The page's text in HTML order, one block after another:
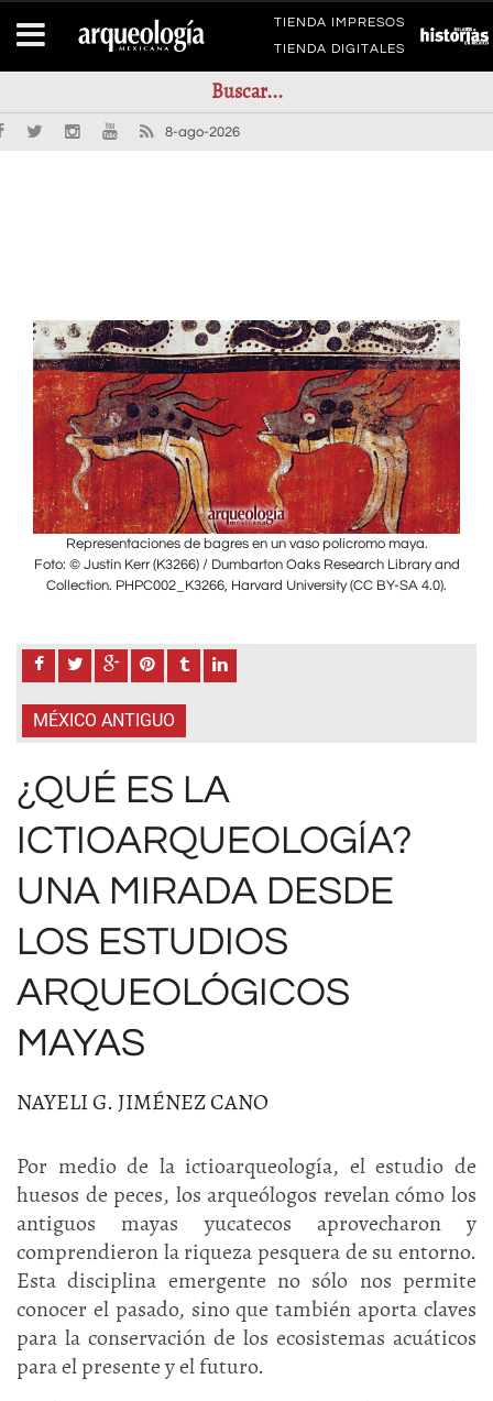
TIENDA IMPRESOS
TIENDA DIGITALES
8-ago-2026
Representaciones de bagres en un vaso policromo maya.
Foto: © Justin Kerr (K3266) / Dumbarton Oaks Research Library and
Collection. PHPC002_K3266, Harvard University (CC BY-SA 4.0).
MÉXICO ANTIGUO
¿QUÉ ES LA
ICTIOARQUEOLOGÍA?
UNA MIRADA DESDE
LOS ESTUDIOS
ARQUEOLÓGICOS
MAYAS
NAYELI G. JIMÉNEZ CANO
Por medio de la ictioarqueología, el estudio de
huesos de peces, los arqueólogos revelan cómo los
antiguos mayas yucatecos aprovecharon y
comprendieron la riqueza pesquera de su entorno.
Esta disciplina emergente no sólo nos permite
conocer el pasado, sino que también aporta claves
para la conservación de los ecosistemas acuáticos
para el presente y el futuro.